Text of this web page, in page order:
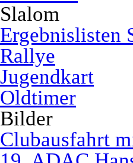
Slalom
Ergebnislisten
Rallye
Jugendkart
Oldtimer
Bilder
Clubausfahrt